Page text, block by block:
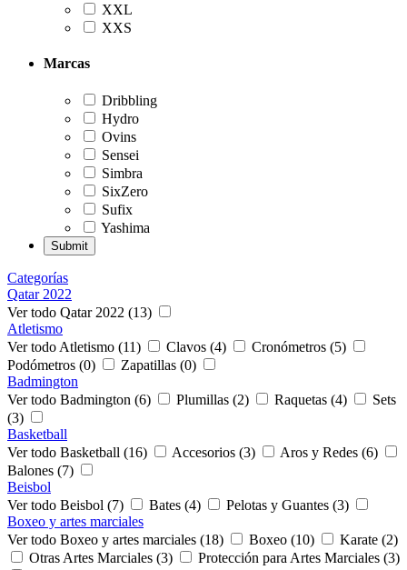
XXL
XXS
Marcas
Dribbling
Hydro
Ovins
Sensei
Simbra
SixZero
Sufix
Yashima
Categorías
Qatar 2022
Ver todo Qatar 2022 (13)
Atletismo
Ver todo Atletismo (11)
Clavos (4)
Cronómetros (5)
Podómetros (0)
Zapatillas (0)
Badmington
Ver todo Badmington (6)
Plumillas (2) Raquetas (4)
Sets
(3)
Basketball
Ver todo Basketball (16)
Accesorios (3)
Aros y Redes (6)
Balones (7)
Beisbol
Ver todo Beisbol (7)
Bates (4)
Pelotas y Guantes (3)
Boxeo y artes marciales
Ver todo Boxeo y artes marciales (18)
Boxeo (10)
Karate (2)
Otras Artes Marciales (3)
Protección para Artes Marciales (3)